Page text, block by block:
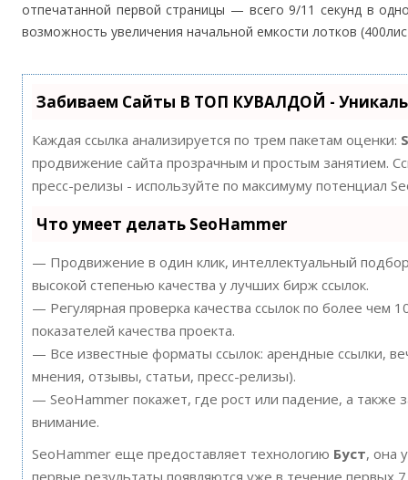
отпечатанной первой страницы — всего 9/11 секунд в
возможность увеличения начальной емкости лотков
Забиваем Сайты В ТОП КУВАЛДОЙ -
Каждая ссылка анализируется по трем пакетам оценки:
продвижение сайта прозрачным и простым занятием.
пресс-релизы - используйте по максимуму потенциал
Что умеет делать SeoHammer
— Продвижение в один клик, интеллектуальный
высокой степенью качества у лучших бирж ссылок.
— Регулярная проверка качества ссылок по более чем
показателей качества проекта.
— Все известные форматы ссылок: арендные ссылки,
мнения, отзывы, статьи, пресс-релизы).
— SeoHammer покажет, где рост или падение, а также
внимание.
SeoHammer еще предоставляет технологию Буст, она